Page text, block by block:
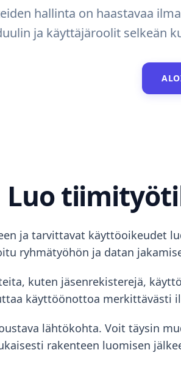
hallinta on haastavaa
ja käyttäjäroolit selkeän
Luo
ja tarvittavat käyttöoikeudet
ryhmätyöhön ja datan
kuten jäsenrekisterejä,
käyttöönottoa merkittävästi
lähtökohta. Voit täysin
rakenteen luomisen